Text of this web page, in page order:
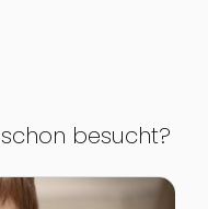
besucht?
im Cineplexx